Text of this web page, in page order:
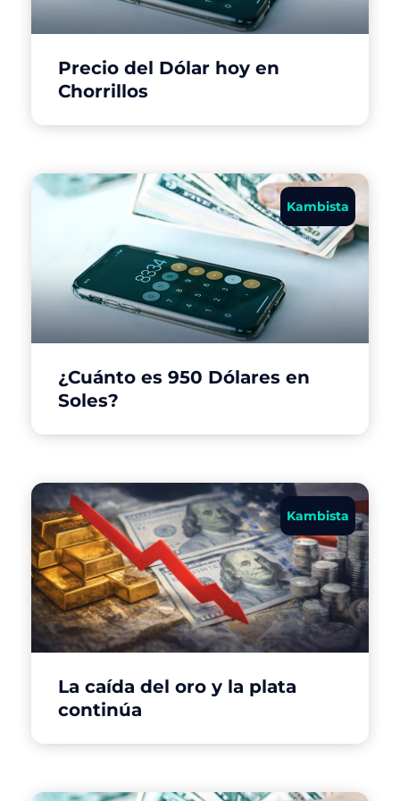
Precio del Dólar hoy en
Chorrillos
Kambista
¿Cuánto es 950 Dólares en
Soles?
Kambista
La caída del oro y la plata
continúa